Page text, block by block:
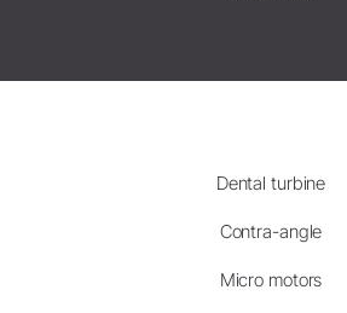
Dental turbine
Contra-angle
Micro motors